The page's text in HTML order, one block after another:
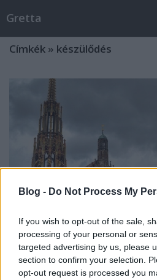
Blog - Do Not Process My
If you wish to opt-out of the sale,
processing of your personal or
targeted advertising by us, please
section to confirm your selection.
opt-out request is processed you
Gretta
Címkék » készülődés
A nürnbergi